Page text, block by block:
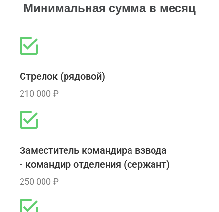
Минимальная сумма в месяц
Стрелок (рядовой)
210 000 ₽
Заместитель командира взвода
- командир отделения (сержант)
250 000 ₽